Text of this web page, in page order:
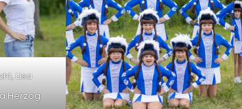
Lisa
Herzog